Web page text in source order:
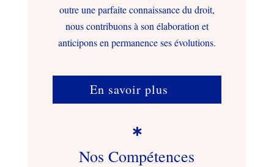
outre une parfaite connaissance du droit,
nous contribuons à son élaboration et
anticipons en permanence ses évolutions.
En savoir plus

Nos Compétences